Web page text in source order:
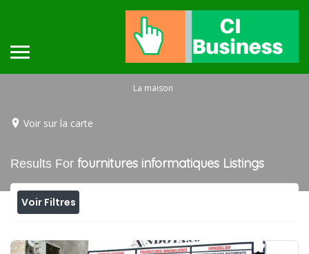
La maison
Voir sur la carte
Results For fournitures informatiques Listings
Voir Filtres